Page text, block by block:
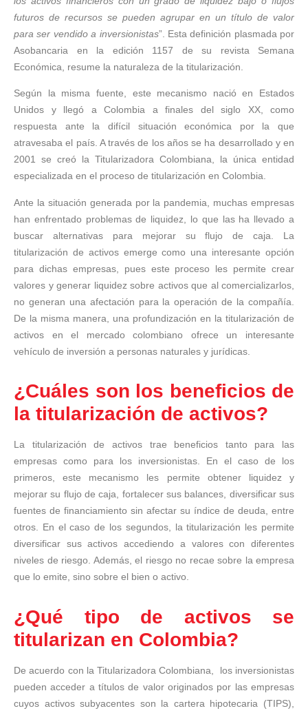
futuros de recursos se pueden agrupar en un título de valor
para ser vendido a inversionistas”. Esta definición plasmada por
Asobancaria en la edición 1157 de su revista Semana
Económica, resume la naturaleza de la titularización.
Según la misma fuente, este mecanismo nació en Estados
Unidos y llegó a Colombia a finales del siglo XX, como
respuesta ante la difícil situación económica por la que
atravesaba el país. A través de los años se ha desarrollado y en
2001 se creó la Titularizadora Colombiana, la única entidad
especializada en el proceso de titularización en Colombia.
Ante la situación generada por la pandemia, muchas empresas
han enfrentado problemas de liquidez, lo que las ha llevado a
buscar alternativas para mejorar su flujo de caja. La
titularización de activos emerge como una interesante opción
para dichas empresas, pues este proceso les permite crear
valores y generar liquidez sobre activos que al comercializarlos,
no generan una afectación para la operación de la compañía.
De la misma manera, una profundización en la titularización de
activos en el mercado colombiano ofrece un interesante
vehículo de inversión a personas naturales y jurídicas.
¿Cuáles son los beneficios de
la titularización de activos?
La titularización de activos trae beneficios tanto para las
empresas como para los inversionistas. En el caso de los
primeros, este mecanismo les permite obtener liquidez y
mejorar su flujo de caja, fortalecer sus balances, diversificar sus
fuentes de financiamiento sin afectar su índice de deuda, entre
otros. En el caso de los segundos, la titularización les permite
diversificar sus activos accediendo a valores con diferentes
niveles de riesgo. Además, el riesgo no recae sobre la empresa
que lo emite, sino sobre el bien o activo.
¿Qué tipo de activos se
titularizan en Colombia?
De acuerdo con la Titularizadora Colombiana, los inversionistas
pueden acceder a títulos de valor originados por las empresas
cuyos activos subyacentes son la cartera hipotecaria (TIPS),